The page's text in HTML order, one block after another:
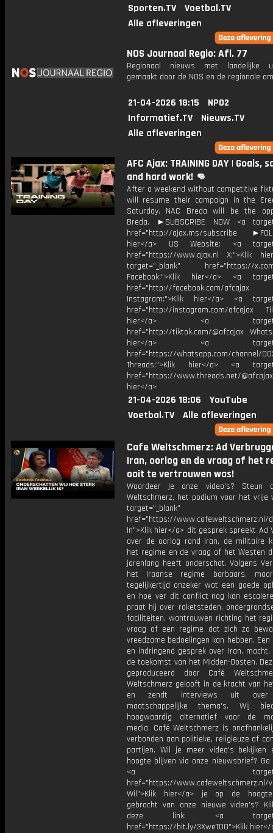
Sporten.TV
Voetbal.TV
Alle afleveringen
NOS Journaal Regio: Afl. 77
Regionaal nieuws met landelijke
gemaakt door de NOS en de regionale
21-04-2026 18:15
NPO2
Informatief.TV
Nieuws.TV
Alle afleveringen
AFC Ajax: TRAINING DAY | Goals,
and hard work! 👊
After a weekend without competitive
will resume their campaign in the
Saturday. NAC Breda will be the
Breda. ►SUBSCRIBE NOW <a
href="http://ajax.ms/subscribe
hier</a> US Website: <a
href="https://www.ajax.nl X:">Klik
target="_blank" href="https://x.com/
Facebook:">Klik hier</a> <a
href="http://facebook.com/afcajax
Instagram:">Klik hier</a> <a
href="http://instagram.com/afcajax
hier</a> <a
href="http://tiktok.com/@afcajax
hier</a> <a
href="https://whatsapp.com/channel/
Threads:">Klik hier</a> <a
href="https://www.threads.net/
hier</a>
21-04-2026 18:06
YouTube
Voetbal.TV
Alle afleveringen
Cafe Weltschmerz: Ad
Iran, oorlog en de vraag of het
ooit te vertrouwen was!
Waardeer je onze video's? Steun
Weltschmerz, het podium voor het vrije
target="_blank"
href="https://www.cafeweltschmerz.nl/
In">Klik hier</a> dit gesprek spreekt Ad
over de oorlog rond Iran, de militaire
het regime en de vraag of het Westen
jarenlang heeft onderschat. Volgens
het Iraanse regime barbaars,
tegelijkertijd onzeker wat een goede
en hoe ver dit conflict nog kan
praat hij over raketsteden,
faciliteiten, wantrouwen richting het
vraag of een regime dat zich zo
vreedzame bedoelingen kan hebben. Een
en indringend gesprek over Iran, macht,
de toekomst van het Midden-Oosten.
geproduceerd door Café
Weltschmerz gelooft in de kracht van
en zendt interviews uit over
maatschappelijke thema's. Wij
hoogwaardig alternatief voor de
media. Café Weltschmerz is
verbonden aan politieke, religieuze of
partijen. Wil je meer video's bekijken
hoogte blijven via onze nieuwsbrief? Ga
<a
href="https://www.cafeweltschmerz.nl/
Wil">Klik hier</a> je op de
gebracht van onze nieuwe video's?
deze link: <a
href="https://bit.ly/3XweTO0">Klik hier</